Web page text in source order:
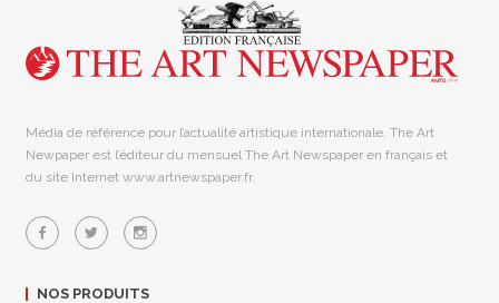
Média de référence pour l’actualité artistique internationale, The Art
Newpaper est l’éditeur du mensuel The Art Newspaper en français et
du site Internet www.artnewspaper.fr.
NOS PRODUITS